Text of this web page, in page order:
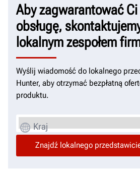
Aby zagwarantować
obsługę,
lokalnym zespołem
Wyślij wiadomość do lokalnego
Hunter, aby otrzymać bezpłatną
produktu.
Kraj